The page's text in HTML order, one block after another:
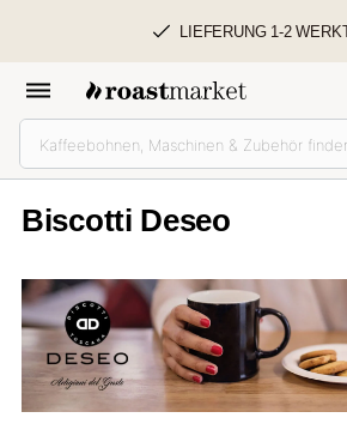
LIEFERUNG 1-2
Biscotti Deseo